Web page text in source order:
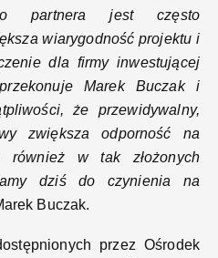
partnera jest często
wiarygodność projektu i
dla firmy inwestującej
Marek Buczak i
że przewidywalny,
zwiększa odporność na
również w tak złożonych
dziś do czynienia na
Buczak.
przez Ośrodek